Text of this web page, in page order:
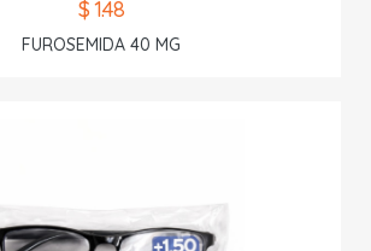
$ 1.48
FUROSEMIDA 40 MG